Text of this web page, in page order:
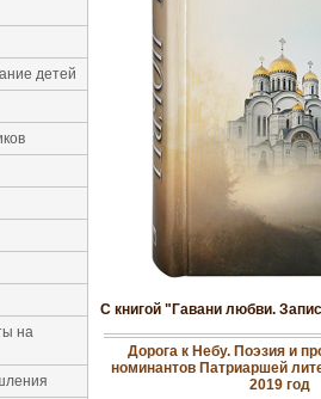
детей
на
С книгой "Гавани любви.
Дорога к Небу. Поэзия и
номинантов Патриаршей
2019 год